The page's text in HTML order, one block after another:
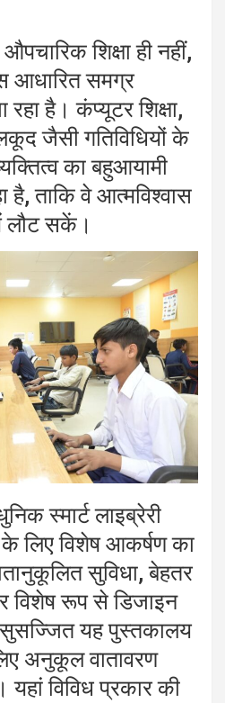
शिक्षा ही नहीं,
आधारित समग्र
रहा है। कंप्यूटर शिक्षा,
जैसी गतिविधियों के
का बहुआयामी
है, ताकि वे आत्मविश्वास
लौट सकें।
स्मार्ट लाइब्रेरी
लिए विशेष आकर्षण का
सुविधा, बेहतर
विशेष रूप से डिजाइन
सुसज्जित यह पुस्तकालय
अनुकूल वातावरण
विविध प्रकार की